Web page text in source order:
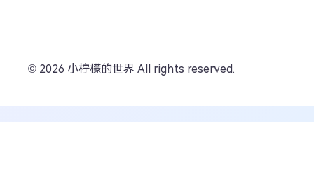
© 2026 小柠檬的世界 All rights reserved.